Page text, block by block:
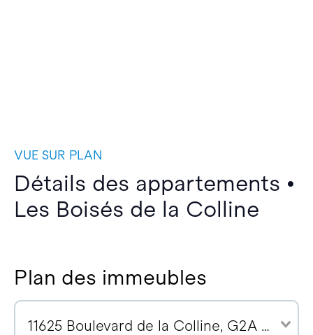
VUE SUR PLAN
Détails des appartements •
Les Boisés de la Colline
Plan des immeubles
11625 Boulevard de la Colline, G2A 2E1 (2)